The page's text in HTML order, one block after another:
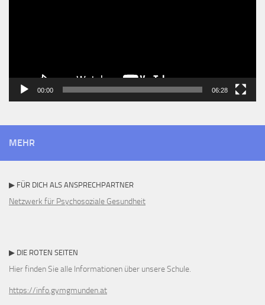
00:00 06:28
MEHR
▶ FÜR DICH ALS ANSPRECHPARTNER
Netzwerk für Psychosoziale Gesundheit
▶ DIE ROTEN SEITEN
Hier finden Sie alle Informationen über unsere Schule.
https://info.gymgmunden.at